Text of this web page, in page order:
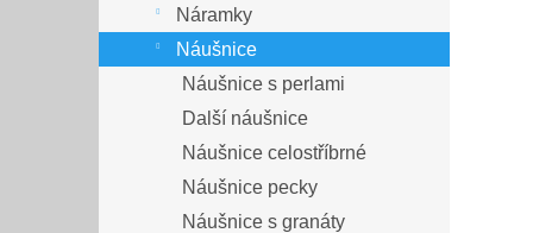
Náramky
Náušnice
Náušnice s perlami
Další náušnice
Náušnice celostříbrné
Náušnice pecky
Náušnice s granáty